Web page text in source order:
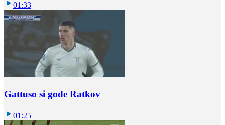
01:33
Gattuso si gode Ratkov
01:25